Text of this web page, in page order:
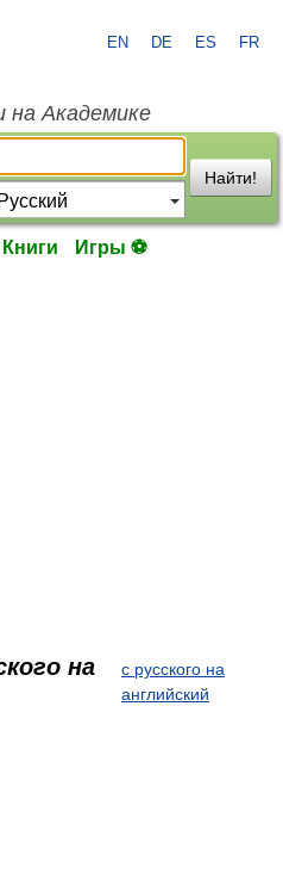
EN DE ES FR
на Академике
Найти!
Книги Игры ⚽
на
с русского на
английский